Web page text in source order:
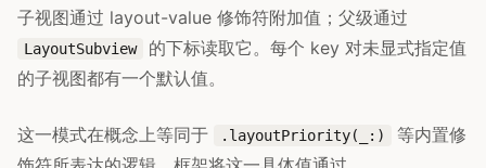
子视图通过 layout-value 修饰符附加值；父级通过
LayoutSubview
的下标读取它。每个 key 对未显式指定值
的子视图都有一个默认值。
这一模式在概念上等同于 .layoutPriority(_:)
等内置修